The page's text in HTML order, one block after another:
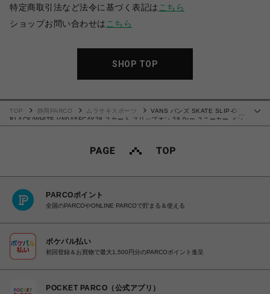
特定商取引法など法令に基づく表記は こちら
ショップお問い合わせは こちら
SHOP TOP
TOP 静岡PARCO ムラサキスポーツ
VANS バンズ SKATE SLIP-ON
BLACK/WHITE VN0A5FCAY28 スケート スリップオン 28.0cm スニーカー メン
ズ レディース シューズ 0194905581693 【北海道/沖縄/離島 着払い】
PARCOポイント
全国のPARCOやONLINE PARCOで貯まる＆使える
ポケパル払い
初回登録＆お買物で最大1,500円分のPARCOポイント進呈
POCKET PARCO（公式アプリ）